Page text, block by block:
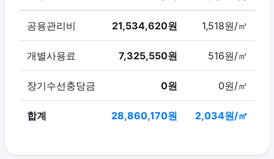
공용관리비 21,534,620원 1,518원/㎡
개별사용료 7,325,550원 516원/㎡
장기수선충당금 0원 0원/㎡
합계 28,860,170원 2,034원/㎡